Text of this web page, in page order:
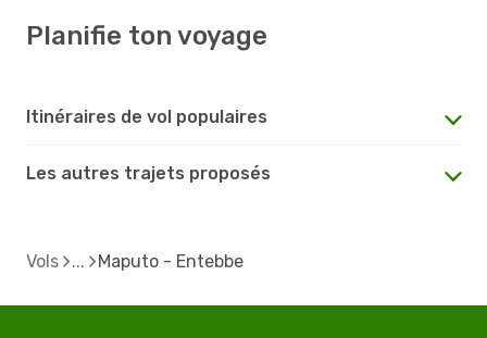
Planifie ton voyage
Itinéraires de vol populaires
Les autres trajets proposés
Vols Maputo - Entebbe